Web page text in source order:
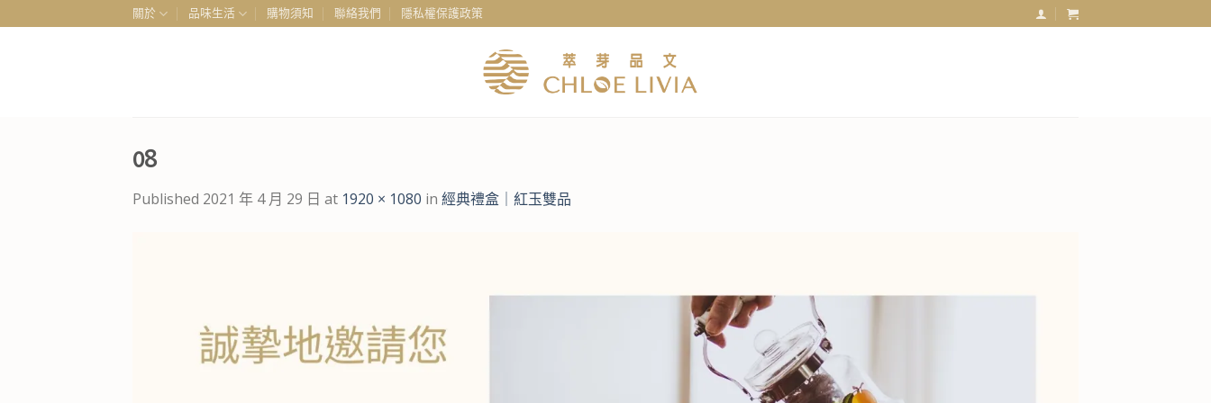
to
關於 品味生活 購物須知 聯絡我們 隱私權保護政策
08
Published 2021 年 4 月 29 日 at 1920 × 1080 in 經典禮盒｜紅玉雙品